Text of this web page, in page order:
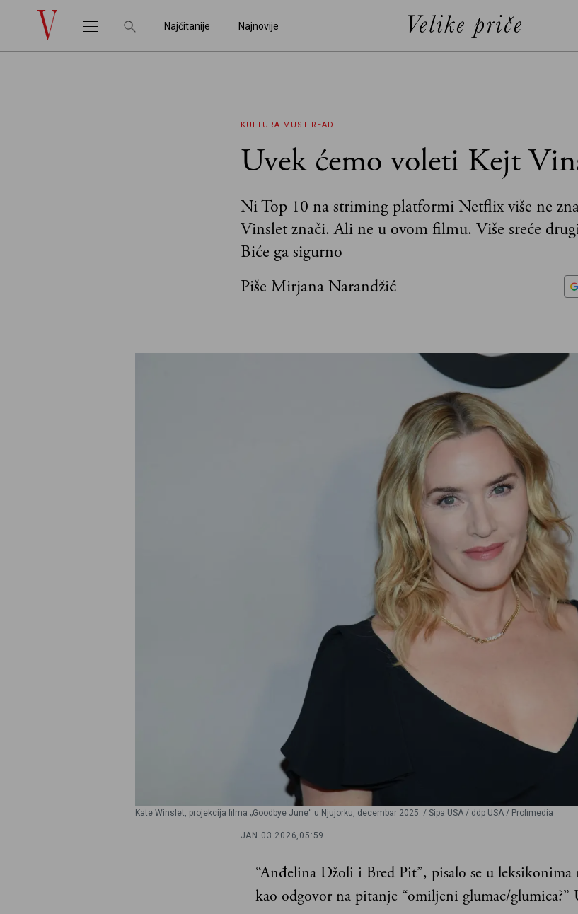
Najčitanije Najnovije
KULTURA MUST READ
Uvek ćemo voleti Kejt
Ni Top 10 na striming platformi Netflix više ne
Vinslet znači. Ali ne u ovom filmu. Više sreće
Biće ga sigurno
Piše Mirjana Narandžić
Kate Winslet, projekcija filma „Goodbye June“ u Njujorku, decembar 2025. / Sipa USA / ddp USA / Profimedia
JAN 03 2026, 05:59
“Anđelina Džoli i Bred Pit”, pisalo se u
kao odgovor na pitanje “omiljeni glumac/glumica?”